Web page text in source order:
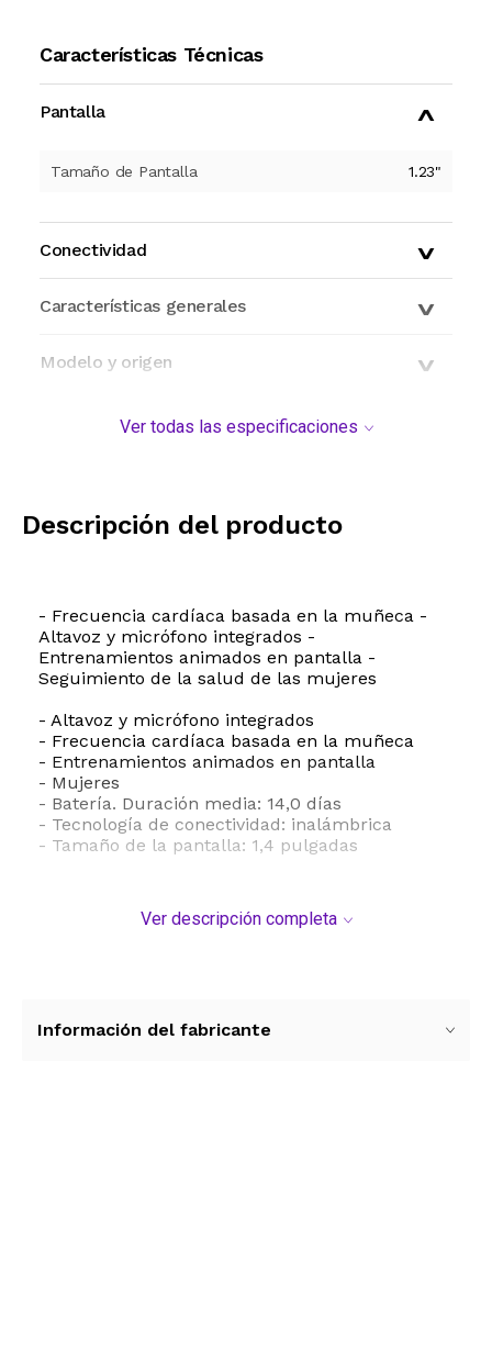
Características Técnicas
Pantalla
Tamaño de Pantalla 1.23"
Conectividad
Características generales
Modelo y origen
Ver todas las especificaciones
Descripción del producto
- Frecuencia cardíaca basada en la muñeca -
Altavoz y micrófono integrados -
Entrenamientos animados en pantalla -
Seguimiento de la salud de las mujeres
- Altavoz y micrófono integrados
- Frecuencia cardíaca basada en la muñeca
- Entrenamientos animados en pantalla
- Mujeres
- Batería. Duración media: 14,0 días
- Tecnología de conectividad: inalámbrica
- Tamaño de la pantalla: 1,4 pulgadas
Ver descripción completa
Información del fabricante